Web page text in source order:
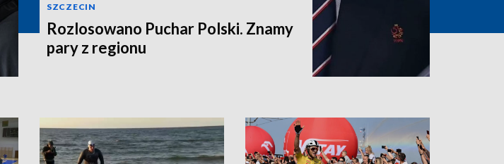
SZCZECIN
Rozlosowano Puchar Polski. Znamy
pary z regionu